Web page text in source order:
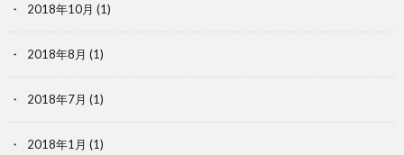
2018年10月 (1)
2018年8月 (1)
2018年7月 (1)
2018年1月 (1)